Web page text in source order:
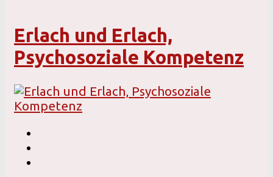
Erlach und Erlach,
Psychosoziale Kompetenz